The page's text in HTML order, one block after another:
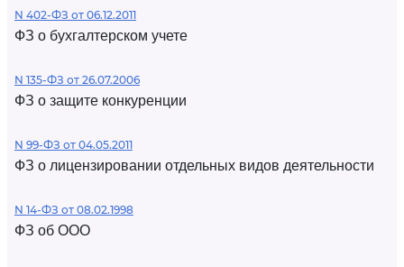
N 402-ФЗ от 06.12.2011
ФЗ о бухгалтерском учете
N 135-ФЗ от 26.07.2006
ФЗ о защите конкуренции
N 99-ФЗ от 04.05.2011
ФЗ о лицензировании отдельных видов деятельности
N 14-ФЗ от 08.02.1998
ФЗ об ООО